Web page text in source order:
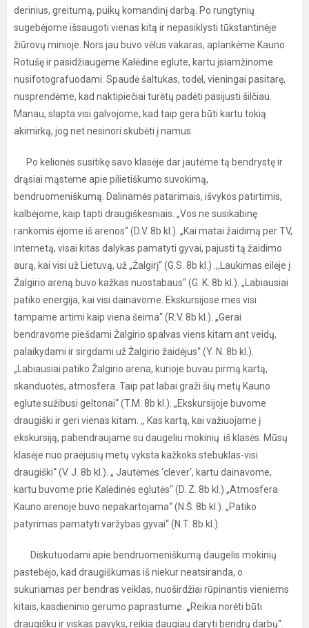
derinius, greitumą, puikų komandinį darbą. Po rungtynių
sugebėjome išsaugoti vienas kitą ir nepasiklysti tūkstantinėje
žiūrovų minioje. Nors jau buvo vėlus vakaras, aplankėme Kauno
Rotušę ir pasidžiaugėme Kalėdine eglute, kartu įsiamžinome
nusifotografuodami. Spaudė šaltukas, todėl, vieningai pasitarę,
nusprendėme, kad naktipiečiai turėtų padėti pasijusti šilčiau.
Manau, slapta visi galvojome, kad taip gera būti kartu tokią
akimirką, jog net nesinori skubėti į namus.
Po kelionės susitikę savo klasėje dar jautėme tą bendrystę ir
drąsiai mąstėme apie pilietiškumo suvokimą,
bendruomeniškumą. Dalinamės patarimais, išvykos patirtimis,
kalbėjome, kaip tapti draugiškesniais. „Vos ne susikabinę
rankomis ėjome iš arenos“ (D.V. 8b kl.). „Kai matai žaidimą per TV,
internetą, visai kitas dalykas pamatyti gyvai, pajusti tą žaidimo
aurą, kai visi už Lietuvą, už „Žalgirį“ (G.S. 8b kl.) .,,Laukimas eilėje į
Žalgirio areną buvo kažkas nuostabaus“ (G. K. 8b kl.). „Labiausiai
patiko energija, kai visi dainavome. Ekskursijose mes visi
tampame artimi kaip viena šeima“ (R.V. 8b kl.). „Gerai
bendravome piešdami Žalgirio spalvas viens kitam ant veidų,
palaikydami ir sirgdami už Žalgirio žaidėjus“ (Y. N. 8b kl.).
„Labiausiai patiko Žalgirio arena, kurioje buvau pirmą kartą,
skanduotės, atmosfera. Taip pat labai graži šių metų Kauno
eglutė sužibusi geltonai“ (T.M. 8b kl.). „Ekskursijoje buvome
draugiški ir geri vienas kitam. ,, Kas kartą, kai važiuojame į
ekskursiją, pabendraujame su daugeliu mokinių iš klasės. Mūsų
klasėje nuo praėjusių metų vyksta kažkoks stebuklas-visi
draugiški“ (V. J. 8b kl.). „ Jautėmės ‘clever‘, kartu dainavome,
kartu buvome prie Kalėdinės eglutės“ (D. Z. 8b kl.) „Atmosfera
Kauno arenoje buvo nepakartojama“ (N.Š. 8b kl.). „Patiko
patyrimas pamatyti varžybas gyvai“ (N.T. 8b kl.).
Diskutuodami apie bendruomeniškumą daugelis mokinių
pastebėjo, kad draugiškumas iš niekur neatsiranda, o
sukuriamas per bendras veiklas, nuoširdžiai rūpinantis vieniems
kitais, kasdieninio gerumo paprastume. „Reikia norėti būti
draugišku ir viskas pavyks, reikia daugiau daryti bendrų darbų“.